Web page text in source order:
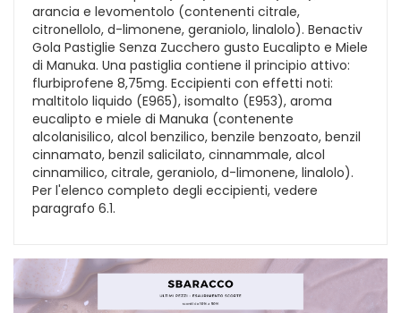
arancia e levomentolo (contenenti citrale,
citronellolo, d-limonene, geraniolo, linalolo). Benactiv
Gola Pastiglie Senza Zucchero gusto Eucalipto e Miele
di Manuka. Una pastiglia contiene il principio attivo:
flurbiprofene 8,75mg. Eccipienti con effetti noti:
maltitolo liquido (E965), isomalto (E953), aroma
eucalipto e miele di Manuka (contenente
alcolanisilico, alcol benzilico, benzile benzoato, benzil
cinnamato, benzil salicilato, cinnammale, alcol
cinnamilico, citrale, geraniolo, d-limonene, linalolo).
Per l'elenco completo degli eccipienti, vedere
paragrafo 6.1.